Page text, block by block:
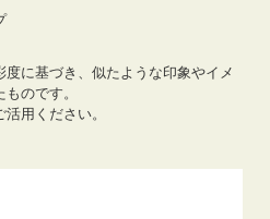
度に基づき、似たような印象やイメ
のです。
用ください。